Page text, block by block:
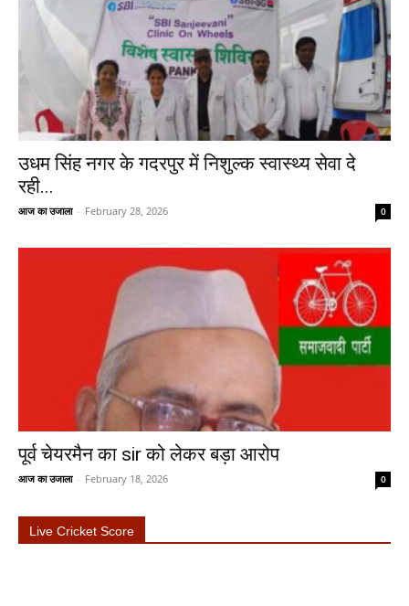
उधम सिंह नगर के गदरपुर में निशुल्क स्वास्थ्य सेवा दे
रही...
आज का उजाला - February 28, 2026 0
पूर्व चेयरमैन का sir को लेकर बड़ा आरोप
आज का उजाला - February 18, 2026 0
Live Cricket Score